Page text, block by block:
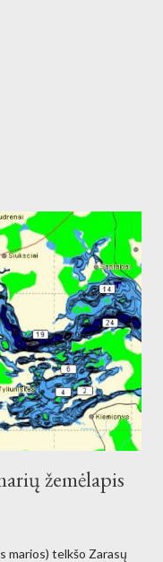
žemėlapis
telkšo Zarasų